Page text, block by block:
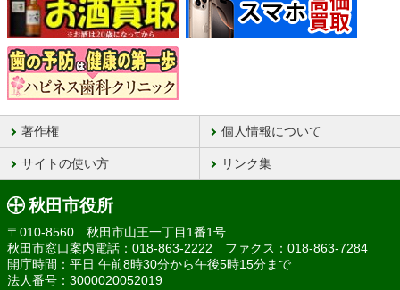
著作権 個人情報について
サイトの使い方 リンク集
秋田市役所
〒010-8560 秋田市山王一丁目1番1号
秋田市窓口案内電話：018-863-2222 ファクス：018-863-7284
開庁時間：平日 午前8時30分から午後5時15分まで
法人番号：3000020052019